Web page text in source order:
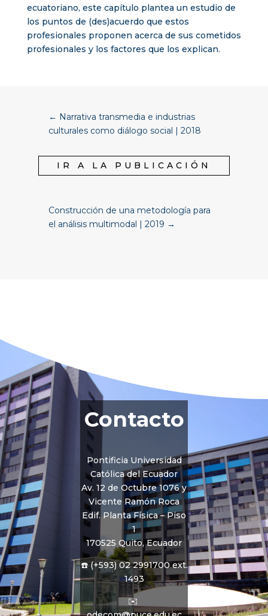
ecuatoriano, este capítulo plantea un estudio de
los puntos de (des)acuerdo que estos
profesionales proponen acerca de sus cometidos
profesionales y los factores que los explican.
← Narrativa transmedia e industrias
culturales como diálogo social | 2018
IR A LA PUBLICACIÓN
Construcción de una metodología para
el análisis multimodal | 2019 →
Contacto
Pontificia Universidad
Católica del Ecuador
Av. 12 de Octubre 1076 y
Vicente Ramón Roca
Edif. Planta Física – Piso
1
170525 Quito, Ecuador
☎️ (+593) 02 2991700 ext.
1493
✉️